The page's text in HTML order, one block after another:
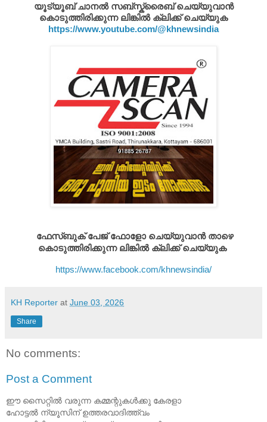
യൂട്യൂബ് ചാനൽ സബ്സ്ക്രൈബ് ചെയ്യുവാൻ
കൊടുത്തിരിക്കുന്ന ലിങ്കിൽ ക്ലിക്ക് ചെയ്യുക
https://www.youtube.com/@khnewsindia
ഫേസ്ബുക് പേജ് ഫോളോ ചെയ്യുവാൻ താഴെ
കൊടുത്തിരിക്കുന്ന ലിങ്കിൽ ക്ലിക്ക് ചെയ്യുക
https://www.facebook.com/khnewsindia/
KH Reporter at June 03, 2026
Share
No comments:
Post a Comment
ഈ സൈറ്റിൽ വരുന്ന കമ്മന്റുകൾക്കു കേരളാ
ഹോട്ടൽ ന്യൂസിന് ഉത്തരവാദിത്ത്വം